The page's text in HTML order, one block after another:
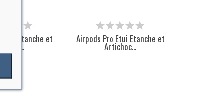
Etui Etanche et Airpods Pro Etui Etanche et
Antichoc...